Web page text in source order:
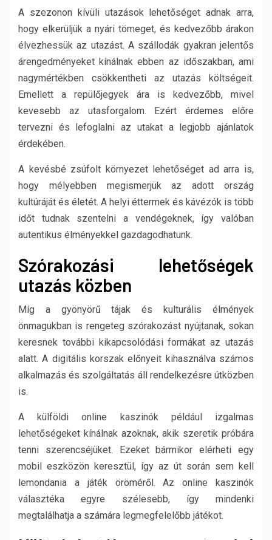
A szezonon kívüli utazások lehetőséget adnak arra,
hogy elkerüljük a nyári tömeget, és kedvezőbb árakon
élvezhessük az utazást. A szállodák gyakran jelentős
árengedményeket kínálnak ebben az időszakban, ami
nagymértékben csökkentheti az utazás költségeit.
Emellett a repülőjegyek ára is kedvezőbb, mivel
kevesebb az utasforgalom. Ezért érdemes előre
tervezni és lefoglalni az utakat a legjobb ajánlatok
érdekében.
A kevésbé zsúfolt környezet lehetőséget ad arra is,
hogy mélyebben megismerjük az adott ország
kultúráját és életét. A helyi éttermek és kávézók is több
időt tudnak szentelni a vendégeknek, így valóban
autentikus élményekkel gazdagodhatunk.
Szórakozási lehetőségek
utazás közben
Míg a gyönyörű tájak és kulturális élmények
önmagukban is rengeteg szórakozást nyújtanak, sokan
keresnek további kikapcsolódási formákat az utazás
alatt. A digitális korszak előnyeit kihasználva számos
alkalmazás és szolgáltatás áll rendelkezésre útközben
is.
A külföldi online kaszinók például izgalmas
lehetőségeket kínálnak azoknak, akik szeretik próbára
tenni szerencséjüket. Ezeket bármikor elérheti egy
mobil eszközön keresztül, így az út során sem kell
lemondania a játék öröméről. Az online kaszinók
választéka egyre szélesebb, így mindenki
megtalálhatja a számára legmegfelelőbb játékot.